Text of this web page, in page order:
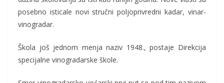
posebno isticale novi stručni poljoprivredni kadar, vinar-
vinogradar.
Škola još jednom menja naziv 1948., postaje Direkcija
specijalne vinogradarske škole.